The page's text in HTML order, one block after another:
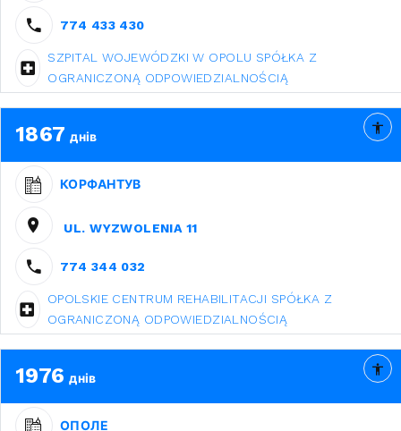
774 433 430
SZPITAL WOJEWÓDZKI W OPOLU SPÓŁKA Z
OGRANICZONĄ ODPOWIEDZIALNOŚCIĄ
1867 днів
КОРФАНТУВ
UL. WYZWOLENIA 11
774 344 032
OPOLSKIE CENTRUM REHABILITACJI SPÓŁKA Z
OGRANICZONĄ ODPOWIEDZIALNOŚCIĄ
1976 днів
ОПОЛЕ